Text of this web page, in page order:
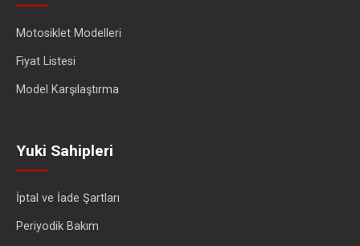
Motosiklet Modelleri
Fiyat Listesi
Model Karşılaştırma
Yuki Sahipleri
İptal ve İade Şartları
Periyodik Bakım